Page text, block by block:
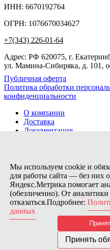
ИНН: 6670192764
ОГРН: 1076670034627
+7(343) 226-01-64
Адрес: РФ 620075, г.
ул. Мамина-Сибиряка, д. 101,
Публичная оферта
Политика обработки
конфиденциальности
О компании
Доставка
Документация
Контакты
Заказов сегодня / Всего
35
11173
Нас можно найти тут:
© 2026 Motor Components. Все
Дизайн и разработка сайта
Nice’
В связи с возникшими
Мы используем cookie и
для работы сайта — без них
Яндекс.Метрика помогает
(обезличенно). От
отказаться.Подробнее:
данных
Принять